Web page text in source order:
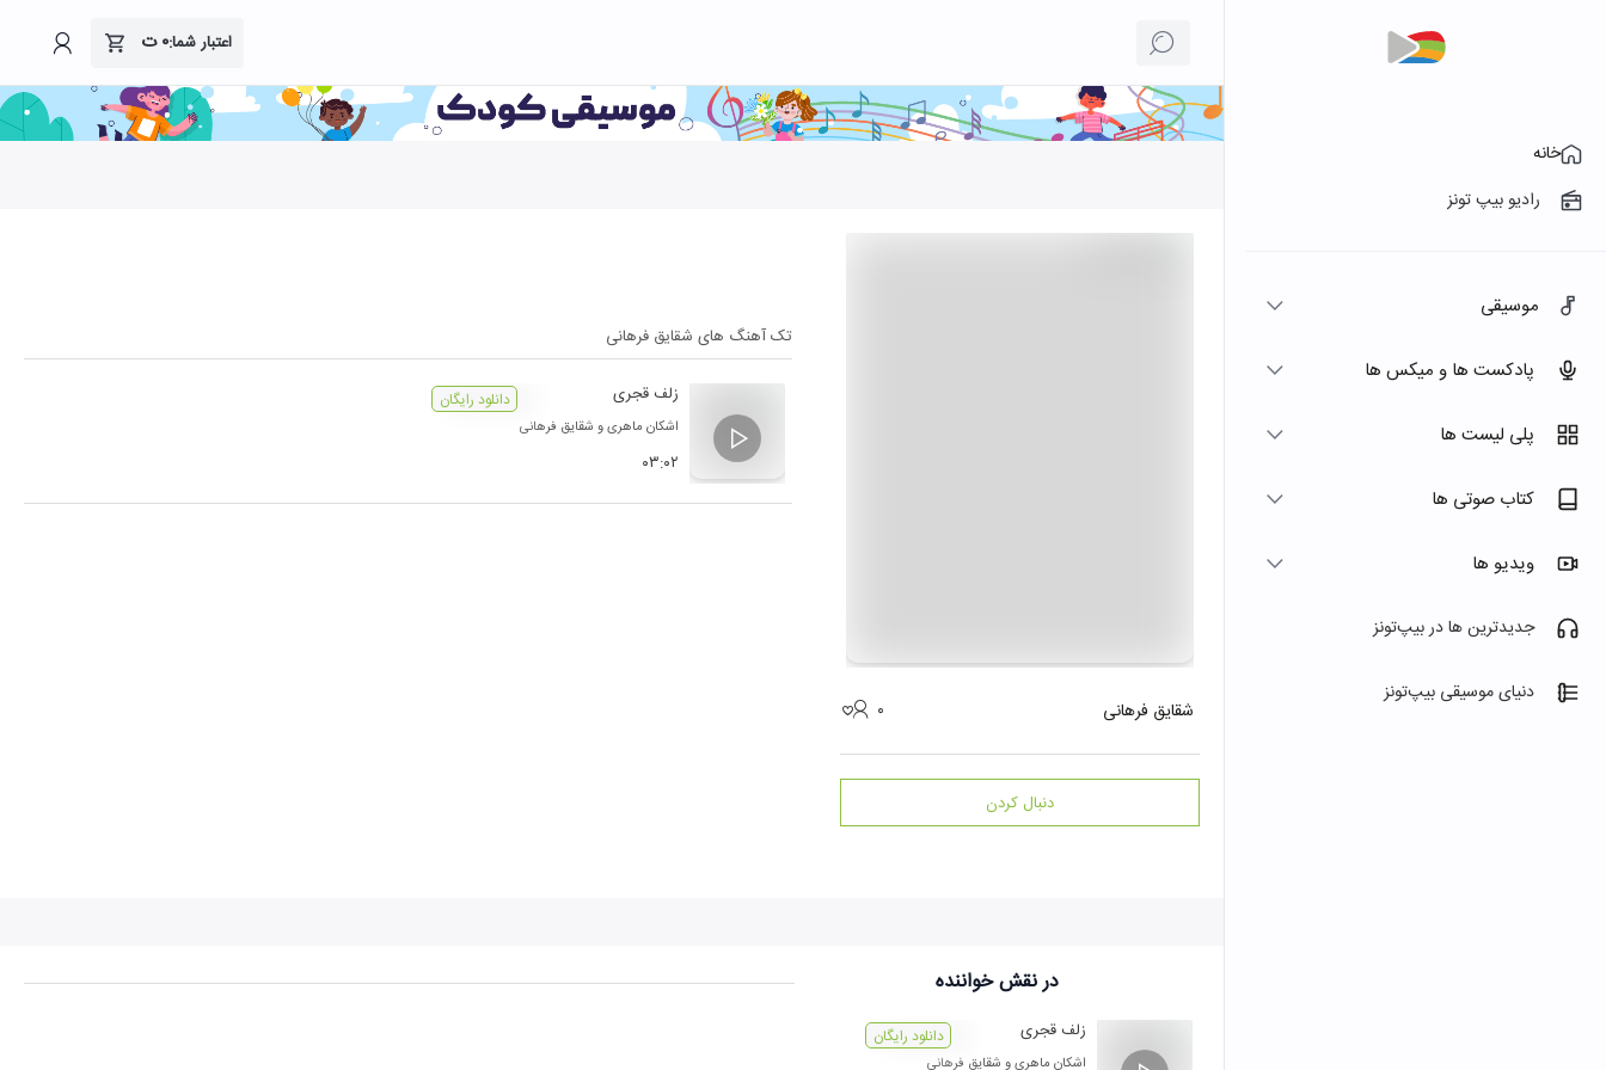
اعتبار شما:۰ت
خانه
رادیو بیپ تونز
موسیقی
پادکست ها و میکس ها
پلی لیست ها
کتاب صوتی ها
ویدیو ها
جدیدترین ها در بیپ‌تونز
دنیای موسیقی بیپ‌تونز
شقایق فرهانی ۰
دنبال کردن
تک آهنگ های شقایق فرهانی
زلف قجری
اشکان ماهریو شقایق فرهانی
۰۳:۰۲
دانلود رایگان
در نقشخواننده
زلف قجری
اشکان ماهریو شقایق فرهانی
دانلود رایگان